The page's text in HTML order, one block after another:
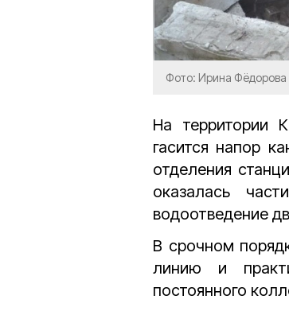
Фото: Ирина Фёдорова
На территории
гасится напор
отделения
оказалась
водоотведение
В срочном
линию и
постоянного